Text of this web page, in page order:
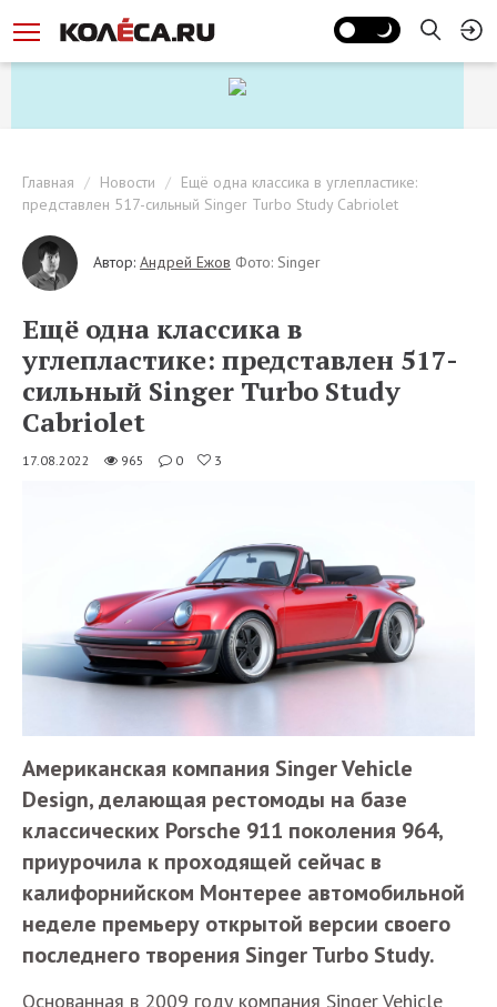
Главная Новости
Ещё одна классика в углепластике:
представлен 517-сильный Singer Turbo Study Cabriolet
Автор: Андрей Ежов Фото: Singer
Ещё одна классика в
углепластике: представлен 517-
сильный Singer Turbo Study
Cabriolet
17.08.2022 965 0 3
Американская компания Singer Vehicle
Design, делающая рестомоды на базе
классических Porsche 911 поколения 964,
приурочила к проходящей сейчас в
калифорнийском Монтерее автомобильной
неделе премьеру открытой версии своего
последнего творения Singer Turbo Study.
Основанная в 2009 году компания Singer Vehicle